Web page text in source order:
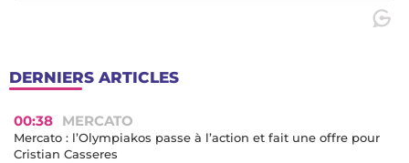
DERNIERS ARTICLES
00:38 MERCATO
Mercato : l’Olympiakos passe à l’action et fait une offre pour
Cristian Casseres